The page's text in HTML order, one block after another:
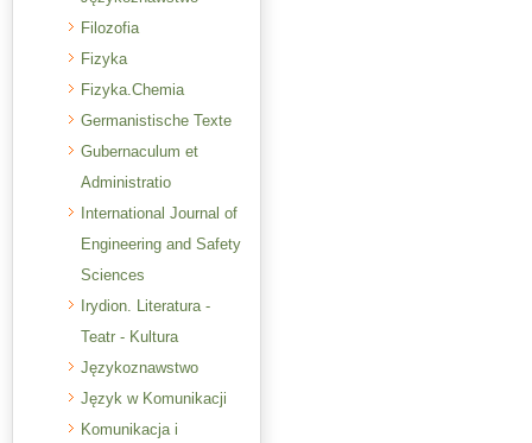
Filozofia
Fizyka
Fizyka.Chemia
Germanistische Texte
Gubernaculum et
Administratio
International Journal of
Engineering and Safety
Sciences
Irydion. Literatura -
Teatr - Kultura
Językoznawstwo
Język w Komunikacji
Komunikacja i